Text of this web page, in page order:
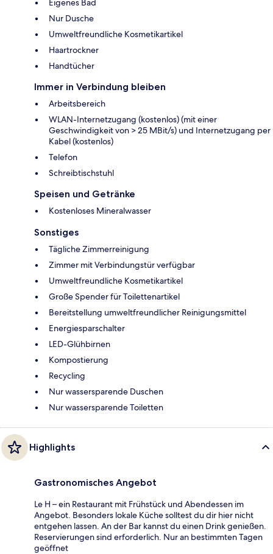
Eigenes Bad
Nur Dusche
Umweltfreundliche Kosmetikartikel
Haartrockner
Handtücher
Immer in Verbindung bleiben
Arbeitsbereich
WLAN-Internetzugang (kostenlos) (mit einer
Geschwindigkeit von > 25 MBit/s) und Internetzugang per
Kabel (kostenlos)
Telefon
Schreibtischstuhl
Speisen und Getränke
Kostenloses Mineralwasser
Sonstiges
Tägliche Zimmerreinigung
Zimmer mit Verbindungstür verfügbar
Umweltfreundliche Kosmetikartikel
Große Spender für Toilettenartikel
Bereitstellung umweltfreundlicher Reinigungsmittel
Energiesparschalter
LED-Glühbirnen
Kompostierung
Recycling
Nur wassersparende Duschen
Nur wassersparende Toiletten
Highlights
Gastronomisches Angebot
Le H – ein Restaurant mit Frühstück und Abendessen im
Angebot. Besonders lokale Küche solltest du dir hier nicht
entgehen lassen. An der Bar kannst du einen Drink genießen.
Reservierungen sind erforderlich. Nur an bestimmten Tagen
geöffnet